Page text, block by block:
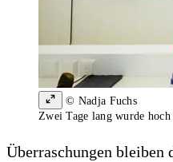
© Nadja Fuchs
Zwei Tage lang wurde
Überraschungen bleiben